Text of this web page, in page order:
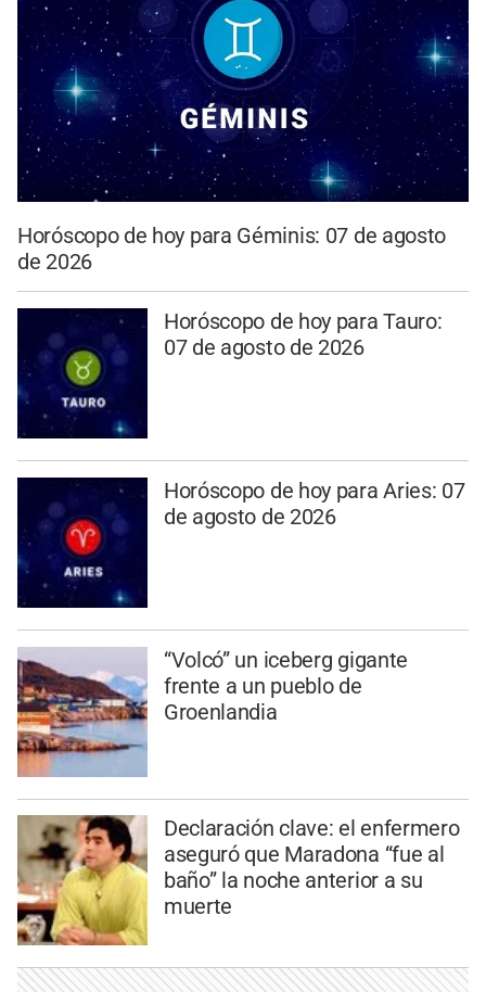
Horóscopo de hoy para Géminis: 07 de agosto
de 2026
Horóscopo de hoy para Tauro:
07 de agosto de 2026
Horóscopo de hoy para Aries: 07
de agosto de 2026
“Volcó” un iceberg gigante
frente a un pueblo de
Groenlandia
Declaración clave: el enfermero
aseguró que Maradona “fue al
baño” la noche anterior a su
muerte